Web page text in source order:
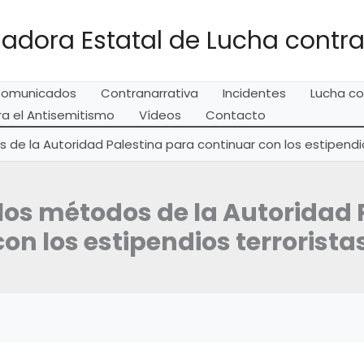
Estatal de Lucha
Contranarrativa Incidentes
Lucha
el Antisemitismo
Vídeos
Contacto
de la Autoridad Palestina para continuar con los
métodos de la
los estipendios